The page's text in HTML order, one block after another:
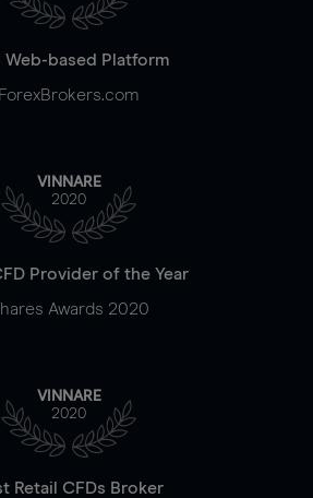
Web-based Platform
ForexBrokers.com
VINNARE
2020
Provider of the Year
Awards 2020
VINNARE
2020
Retail CFDs Broker